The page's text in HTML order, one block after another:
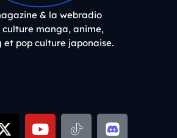
& la webradio
culture manga, anime,
et pop culture japonaise.